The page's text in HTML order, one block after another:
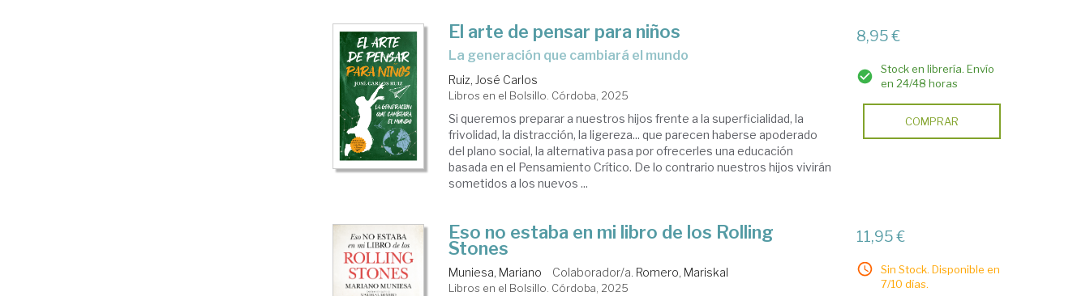
El arte de pensar para niños
La generación que cambiará el mundo
Ruiz, José Carlos
Libros en el Bolsillo. Córdoba, 2025
Si queremos preparar a nuestros hijos frente a la superficialidad, la
frivolidad, la distracción, la ligereza... que parecen haberse apoderado
del plano social, la alternativa pasa por ofrecerles una educación
basada en el Pensamiento Crítico. De lo contrario nuestros hijos vivirán
sometidos a los nuevos ...
8,95 €
Stock en librería. Envío
en 24/48 horas
COMPRAR
Eso no estaba en mi libro de los Rolling
Stones
Muniesa, Mariano Colaborador/a. Romero, Mariskal
Libros en el Bolsillo. Córdoba, 2025
11,95 €
Sin Stock. Disponible en
7/10 días.